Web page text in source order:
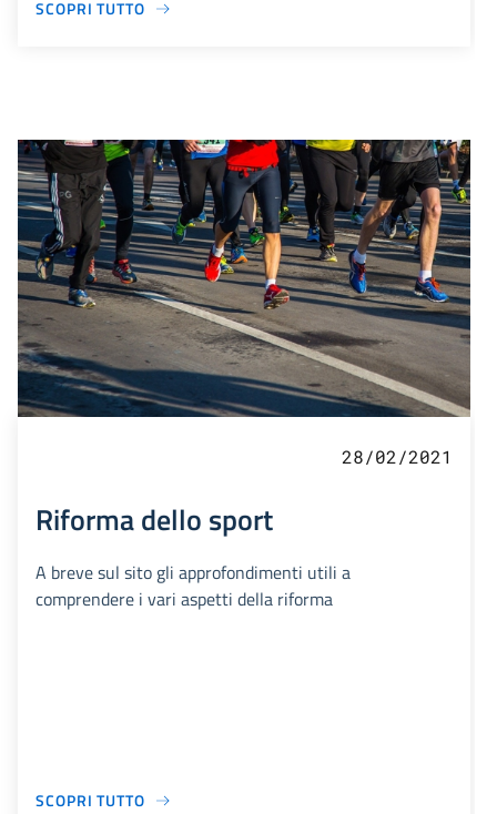
SCOPRI TUTTO
28/02/2021
Riforma dello sport
A breve sul sito gli approfondimenti utili a
comprendere i vari aspetti della riforma
SCOPRI TUTTO